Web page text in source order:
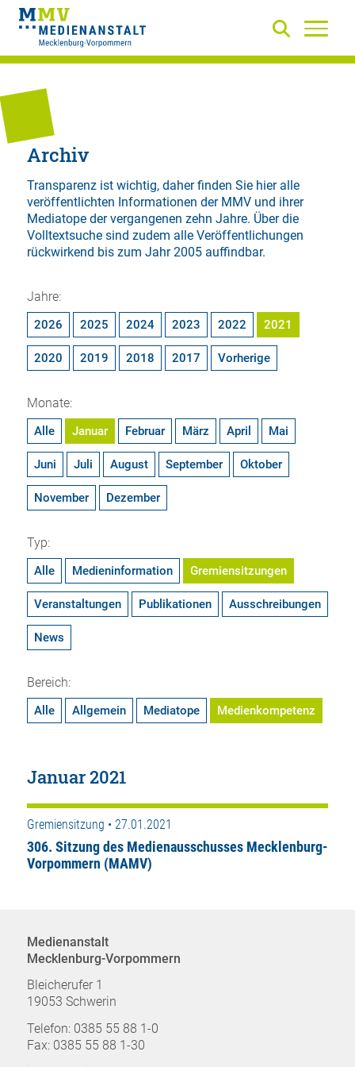
Archiv
Transparenz ist wichtig, daher finden Sie hier alle
veröffentlichten Informationen der MMV und ihrer
Mediatope der vergangenen zehn Jahre. Über die
Volltextsuchesind zudem alle Veröffentlichungen
rückwirkend bis zum Jahr 2005 auffindbar.
Jahre:
2026 2025 2024 2023 2022 2021
2020 2019 2018 2017 Vorherige
Monate:
Alle Januar Februar März April Mai
Juni Juli August September Oktober
November Dezember
Typ:
Alle Medieninformation Gremiensitzungen
Veranstaltungen Publikationen Ausschreibungen
News
Bereich:
Alle Allgemein Mediatope Medienkompetenz
Januar 2021
Gremiensitzung • 27.01.2021
306. Sitzung des Medienausschusses Mecklenburg-
Vorpommern (MAMV)
Medienanstalt
Mecklenburg-Vorpommern
Bleicherufer 1
19053 Schwerin
Telefon: 0385 55 88 1-0
Fax: 0385 55 88 1-30